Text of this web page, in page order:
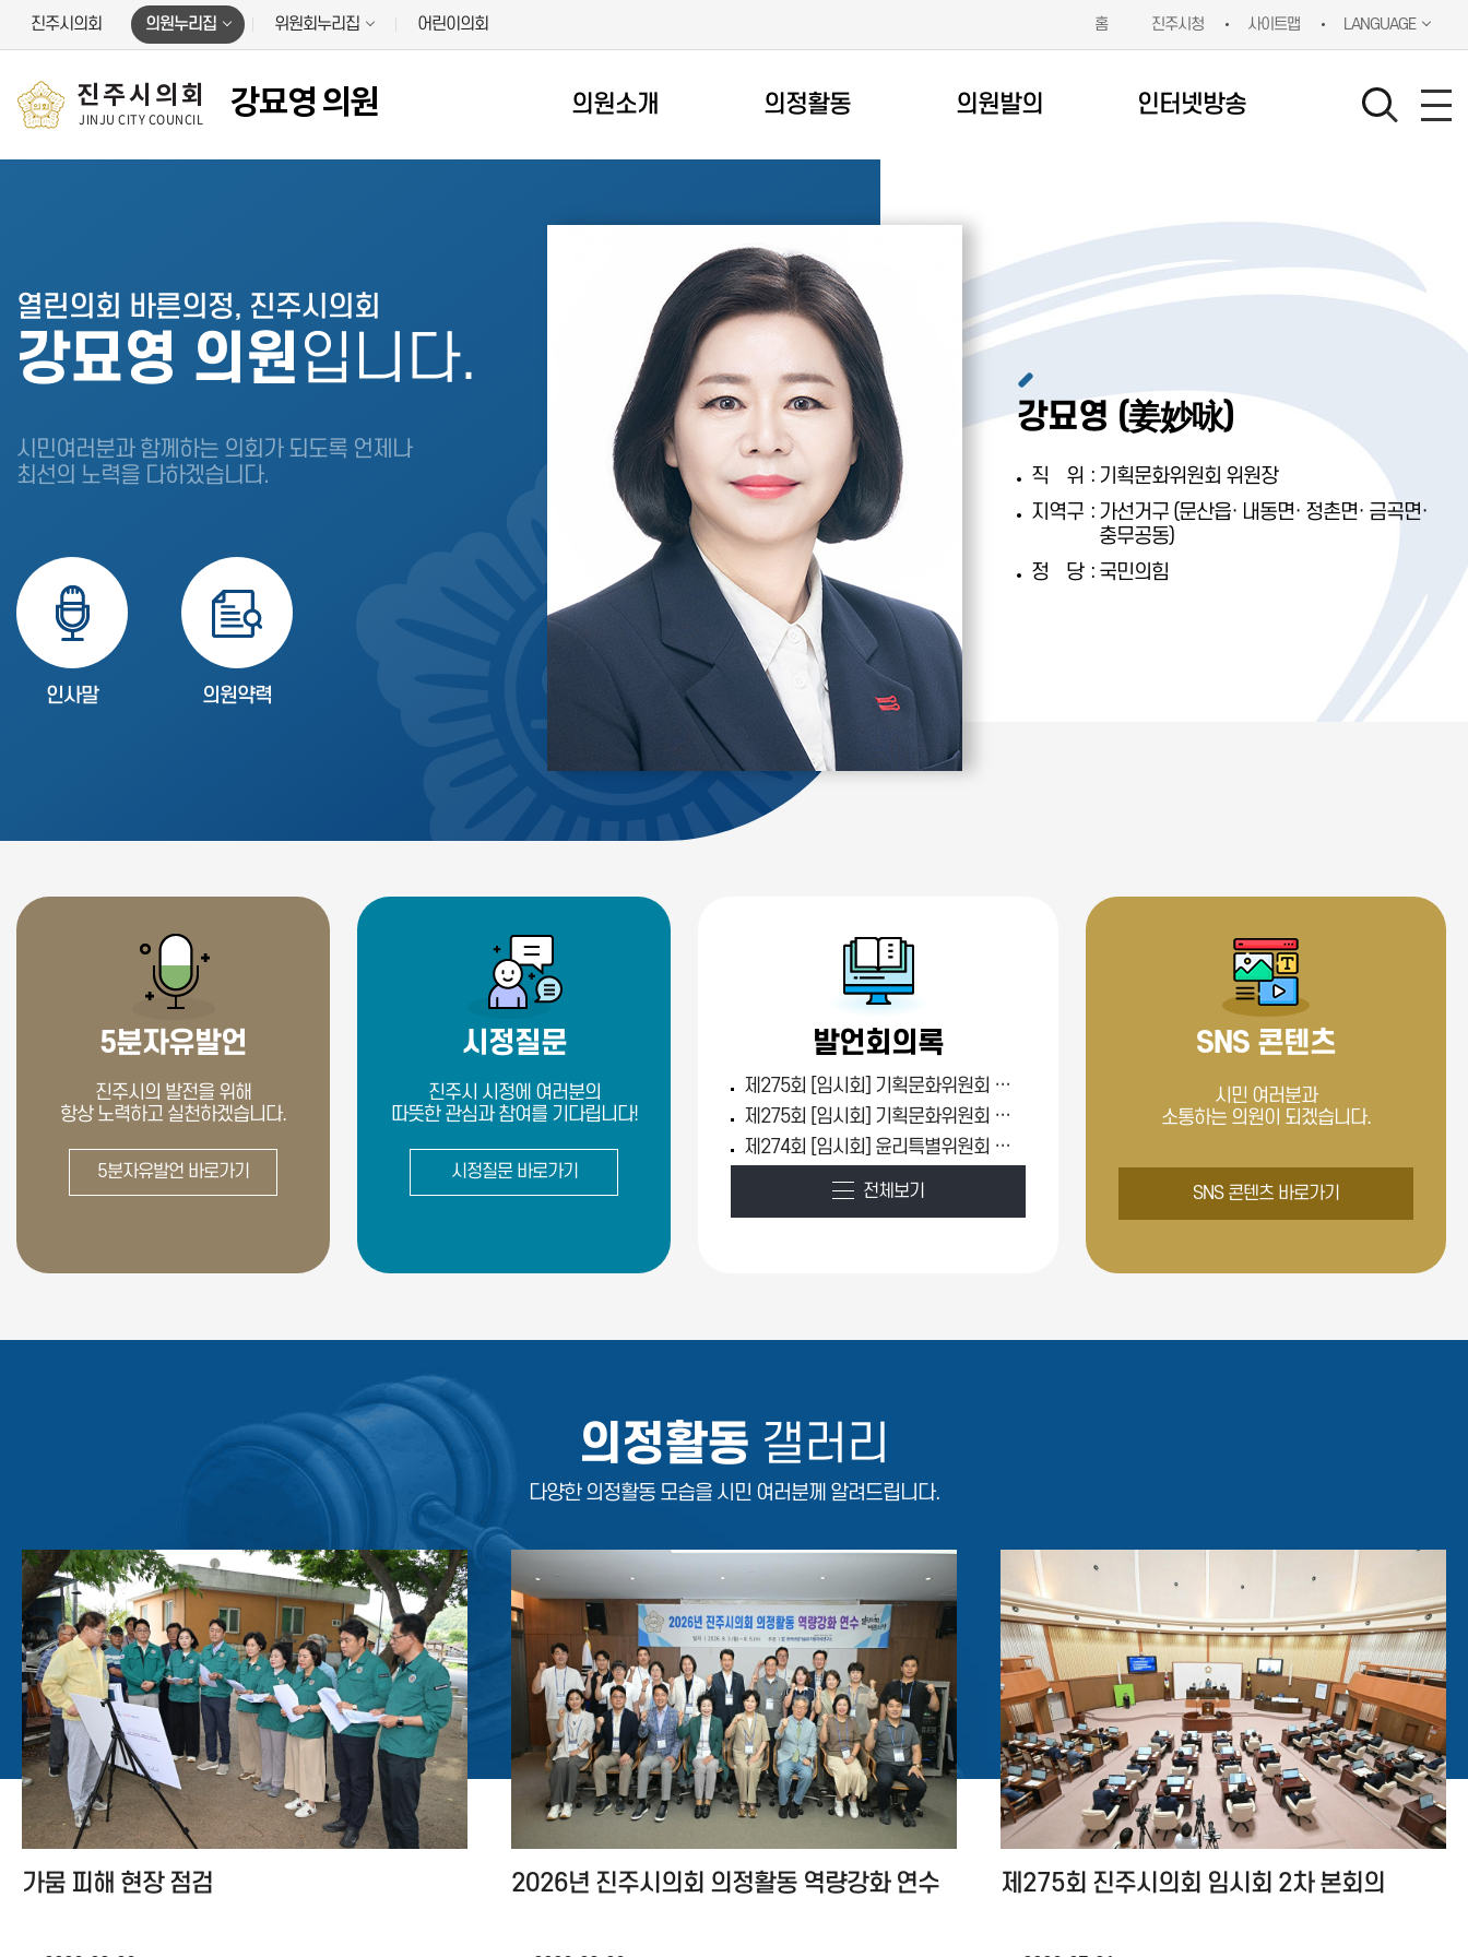
진주시의회 의원누리집 위원회누리집 어린이의회 홈 진주시청 사이트맵 LANGUAGE
진주시의회 강묘영 의원
JINJU CITY COUNCIL
의원소개 의정활동 의원발의 인터넷방송
열린의회 바른의정, 진주시의회
강묘영 의원입니다.
시민여러분과 함께하는 의회가 되도록 언제나
최선의 노력을 다하겠습니다.
강묘영 (姜妙咏)
직위
: 기획문화위원회 위원장
지역구 : 가선거구 (문산읍· 내동면· 정촌면· 금곡면·
충무공동)
정당
: 국민의힘
인사말 의원약력
5분자유발언
진주시의 발전을 위해
항상 노력하고 실천하겠습니다.
5분자유발언 바로가기
시정질문
진주시 시정에 여러분의
따뜻한 관심과 참여를 기다립니다!
시정질문 바로가기
발언회의록
제275회 [임시회] 기획문화위원회 제2차 (Mon Jul 27 00:00:00 KST 2026)
제275회 [임시회] 기획문화위원회 제1차 (Fri Jul 24 00:00:00 KST 2026)
제274회 [임시회] 윤리특별위원회 제1차 (Thu Jul 16 00:00:00 KST 2026)
전체보기
SNS 콘텐츠
시민 여러분과
소통하는 의원이 되겠습니다.
SNS 콘텐츠 바로가기
의정활동 갤러리
다양한 의정활동 모습을 시민 여러분께 알려드립니다.
가뭄 피해 현장 점검 2026년 진주시의회 의정활동 역량강화 연수 제275회 진주시의회 임시회 2차 본회의